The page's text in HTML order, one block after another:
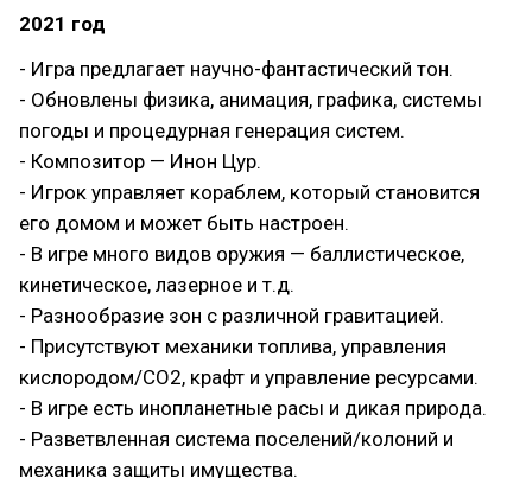
2021 год
- Игра предлагает научно-фантастический тон.
- Обновлены физика, анимация, графика, системы
погоды и процедурная генерация систем.
- Композитор — Инон Цур.
- Игрок управляет кораблем, который становится
его домом и может быть настроен.
- В игре много видов оружия — баллистическое,
кинетическое, лазерное и т.д.
- Разнообразие зон с различной гравитацией.
- Присутствуют механики топлива, управления
кислородом/CO2, крафт и управление ресурсами.
- В игре есть инопланетные расы и дикая природа.
- Разветвленная система поселений/колоний и
механика защиты имущества.